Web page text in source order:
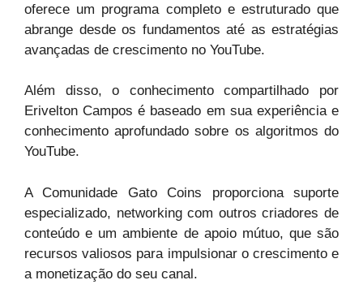
oferece um programa completo e estruturado que
abrange desde os fundamentos até as estratégias
avançadas de crescimento no YouTube.
Além disso, o conhecimento compartilhado por
Erivelton Campos é baseado em sua experiência e
conhecimento aprofundado sobre os algoritmos do
YouTube.
A Comunidade Gato Coins proporciona suporte
especializado, networking com outros criadores de
conteúdo e um ambiente de apoio mútuo, que são
recursos valiosos para impulsionar o crescimento e
a monetização do seu canal.